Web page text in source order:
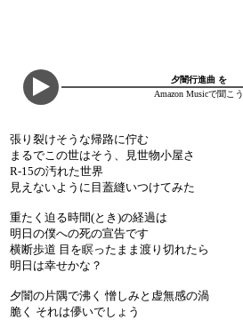
夕闇行進曲 を
Amazon Musicで聞こう
張り裂けそうな帰路に佇む
まるでこの世はそう、見世物小屋さ
R-15の汚れた世界
見えないように目蓋縫いつけてみた
重たく迫る時間(とき)の経過は
明日の僕への死の宣告です
横断歩道 目を瞑ったまま渡り切れたら
明日は幸せかな？
夕闇の片隅で沸く 憎しみと虚無感の渦
脆く それは儚いでしょう